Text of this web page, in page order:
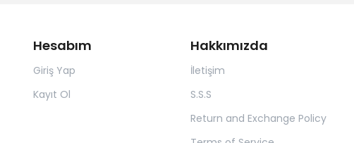
Hesabım
Giriş Yap
Kayıt Ol
Hakkımızda
İletişim
S.S.S
Return and Exchange Policy